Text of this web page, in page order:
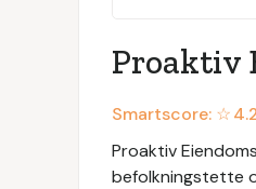
Proaktiv
Smartscore: ☆
Proaktiv
befolkningstette